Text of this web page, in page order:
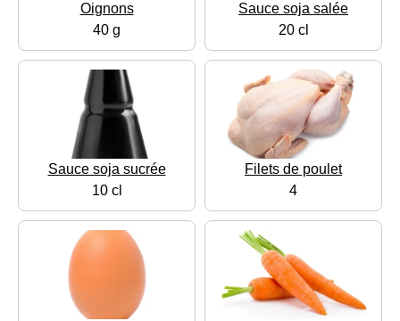
Oignons
40 g
Sauce soja salée
20 cl
Sauce soja sucrée
10 cl
Filets de poulet
4